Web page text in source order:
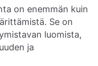
on enemmän kuin
Se on
luomista,
ja